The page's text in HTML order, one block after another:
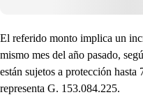
El referido monto implica un
mismo mes del año pasado,
están sujetos a protección
representa G. 153.084.225.